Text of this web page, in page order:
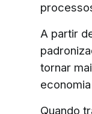
A partir
tornar
Quando